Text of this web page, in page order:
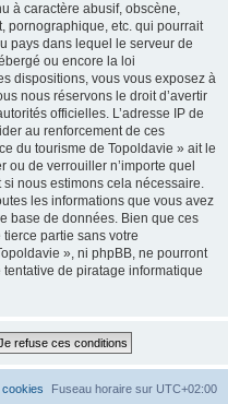
à caractère abusif, obscène,
pornographique, etc. qui pourrait
pays dans lequel le serveur de
ou encore la loi
dispositions, vous vous exposez à
nous réservons le droit d’avertir
officielles. L’adresse IP de
au renforcement de ces
du tourisme de Topoldavie » ait le
ou de verrouiller n’importe quel
nous estimons cela nécessaire.
les informations que vous avez
base de données. Bien que ces
partie sans votre
», ni phpBB, ne pourront
de piratage informatique
Fuseau horaire sur UTC+02:00